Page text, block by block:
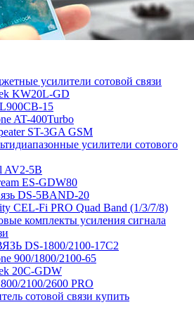
усилители сотовой связи
KW20L-GD
15
AT-400Turbo
ST-3GA GSM
усилители сотового
AV2-5B
ES-GDW80
DS-5BAND-20
CEL-Fi PRO Quad Band (1/3/7/8)
комплекты усиления сигнала
DS-1800/2100-17C2
900/1800/2100-65
20C-GDW
2100/2600 PRO
сотовой связи купить